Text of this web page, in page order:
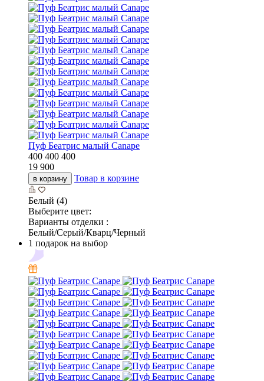
Пуф Беатрис малый Canape
400 400 400
19 900
в корзину Товар в корзине
Белый (4)
Выберите цвет:
Варианты отделки :
Белый/Серый/Кварц/Черный
1 подарок на выбор